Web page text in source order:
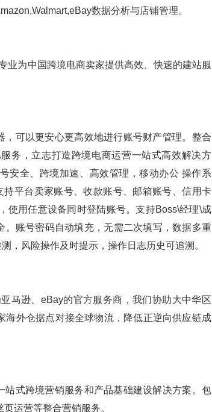
数据分析与店铺管理。
业为中国跨境电商卖家提供高效、快速的建站服
可以更安心更高效地进行账号财产管理。整合
务，立志打造跨境电商运营一站式高效解决方
安全、跨境加速、高效管理，移动办公 操作系
平台卖家账号、收款账号、邮箱账号、信用卡
使用任意设备同时登陆账号。支持Boss\经理\成
账号密码自动填充，无需二次填写，数据多重
，风险操作及时提示，操作日志历史可追溯。
马逊、eBay的官方服务商，我们协助大中华区
外仓据点对接全球物流，降低正逆向供应链成
式跨境营销服务和产品基础建设解决方案。包
运营等整合营销服务。